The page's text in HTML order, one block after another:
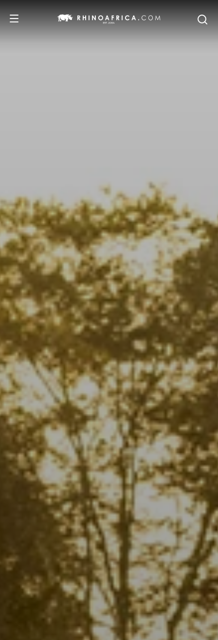
BLOG
Quiénes Somos
Acerca de nosotros
Nuestro equipo
Premios
Comentarios de nuestros clientes
Nuestro impacto
Turismo sustentable
Política de privacidad
Empleos
Reserve con nosotros
¿Por qué reservar con nosotros?
¿Qué son los viajes a medida?
Viaje con confianza
Nuestro depósito 100% reembolsable
Seguro de viajes
Garantía de precio
Cuándo viajar a África
Español( USD-US$
Llame sin costo: 888 2156 556